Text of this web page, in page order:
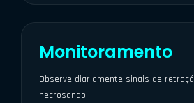
Monitoramento
Observe diariamente sinais de
necrosando.